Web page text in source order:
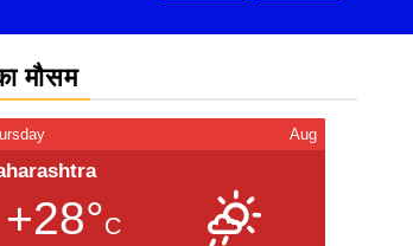
मौसम
Aug
+28°C